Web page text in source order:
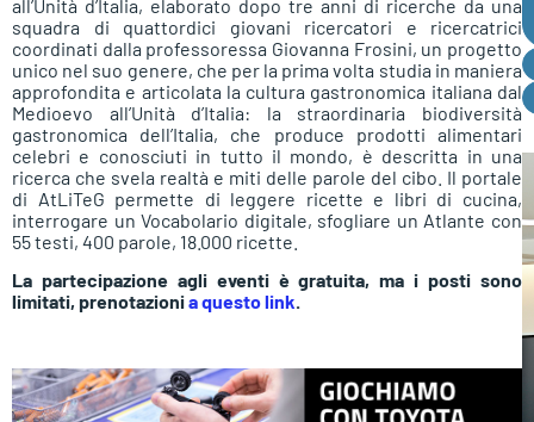
all’Unità d’Italia, elaborato dopo tre anni di ricerche da una
squadra di quattordici giovani ricercatori e ricercatrici
coordinati dalla professoressa Giovanna Frosini, un progetto
unico nel suo genere, che per la prima volta studia in maniera
approfondita e articolata la cultura gastronomica italiana dal
Medioevo all’Unità d’Italia: la straordinaria biodiversità
gastronomica dell’Italia, che produce prodotti alimentari
celebri e conosciuti in tutto il mondo, è descritta in una
ricerca che svela realtà e miti delle parole del cibo. Il portale
di AtLiTeG permette di leggere ricette e libri di cucina,
interrogare un Vocabolario digitale, sfogliare un Atlante con
55 testi, 400 parole, 18.000 ricette.
La partecipazione agli eventi è gratuita, ma i posti sono
limitati, prenotazionia questo link.